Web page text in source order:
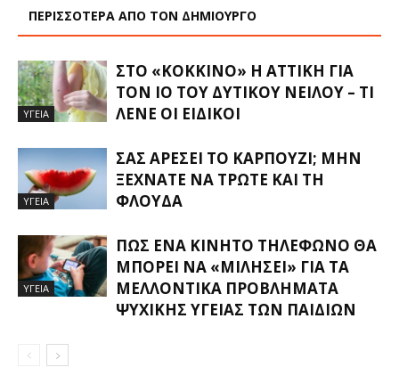
ΠΕΡΙΣΣΟΤΕΡΑ ΑΠΟ ΤΟΝ ΔΗΜΙΟΥΡΓΟ
ΥΓΕΙΑ
ΣΤΟ «ΚΌΚΚΙΝΟ» Η ΑΤΤΙΚΉ ΓΙΑ
ΤΟΝ ΙΌ ΤΟΥ ΔΥΤΙΚΟΎ ΝΕΊΛΟΥ – ΤΙ
ΛΈΝΕ ΟΙ ΕΙΔΙΚΟΊ
ΥΓΕΙΑ
ΣΑΣ ΑΡΈΣΕΙ ΤΟ ΚΑΡΠΟΎΖΙ; ΜΗΝ
ΞΕΧΝΆΤΕ ΝΑ ΤΡΏΤΕ ΚΑΙ ΤΗ
ΦΛΟΎΔΑ
ΥΓΕΙΑ
ΠΏΣ ΈΝΑ ΚΙΝΗΤΌ ΤΗΛΈΦΩΝΟ ΘΑ
ΜΠΟΡΕΊ ΝΑ «ΜΙΛΉΣΕΙ» ΓΙΑ ΤΑ
ΜΕΛΛΟΝΤΙΚΆ ΠΡΟΒΛΉΜΑΤΑ
ΨΥΧΙΚΉΣ ΥΓΕΊΑΣ ΤΩΝ ΠΑΙΔΙΏΝ